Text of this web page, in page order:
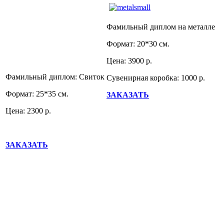
Фамильный диплом: Свиток
Формат: 25*35 см.
Цена: 2300 р.
ЗАКАЗАТЬ
Фамильный диплом на металле
Формат: 20*30 см.
Цена: 3900 р.
Сувенирная коробка: 1000 р.
ЗАКАЗАТЬ